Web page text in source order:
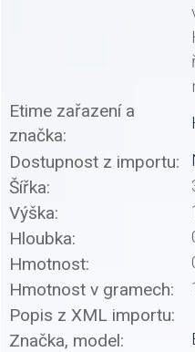
Etime zařazení a
značka:
Dostupnost z importu:
Šířka:
Výška:
Hloubka:
Hmotnost:
Hmotnost v gramech:
Popis z XML importu:
Značka, model: